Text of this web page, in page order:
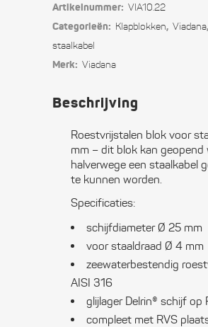
staalkabel
Ø
4
Artikelnummer: VIA10.22
Categorieën: Klapblokken, Viadana,
staalkabel
Merk: Viadana
Beschrijving
Roestvrijstalen blok voor
mm – dit blok kan geopend
halverwege een staalkabel
te kunnen worden.
Specificaties:
schijfdiameter Ø 25 mm
voor staaldraad Ø 4 mm
zeewaterbestendig
AISI 316
glijlager Delrin® schijf op
compleet met RVS